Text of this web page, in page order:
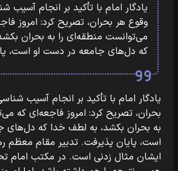
یادگار امام با تأکید بر انجام آسیب
وقوع هر بحران، تصریح کرد: امروز
می‌توانست منطقه‌ای را به بحران
که دل‌های جامعه در دست او است،
یادگار امام با تأکید بر انجام آسیب
بحران، تصریح کرد: امروز فاجعه‌ای که
به بحران بکشد، به لطف خدا که دل‌های
است، پایان پذیرفت. تدبیر مقام
ایشان مثال زدنی است. در مکتب امام